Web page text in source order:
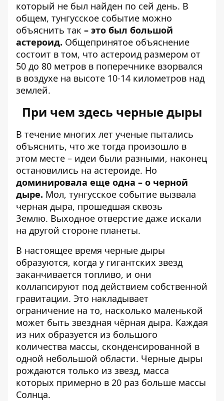
который не был найден по сей день. В
общем, тунгусское событие можно
объяснить так – это был большой
астероид. Общепринятое объяснение
состоит в том, что астероид размером от
50 до 80 метров в поперечнике взорвался
в воздухе на высоте 10-14 километров над
землей.
При чем здесь черные дыры
В течение многих лет ученые пытались
объяснить, что же тогда произошло в
этом месте – идеи были разными, наконец
остановились на астероиде. Но
доминировала еще одна – о черной
дыре. Мол, тунгусское событие вызвала
черная дыра, прошедшая сквозь
Землю. Выходное отверстие даже искали
на другой стороне планеты.
В настоящее время черные дыры
образуются, когда у гигантских звезд
заканчивается топливо, и они
коллапсируют под действием собственной
гравитации. Это накладывает
ограничение на то, насколько маленькой
может быть звездная чёрная дыра. Каждая
из них образуется из большого
количества массы, сконденсированной в
одной небольшой области. Черные дыры
рождаются только из звезд, масса
которых примерно в 20 раз больше массы
Солнца.